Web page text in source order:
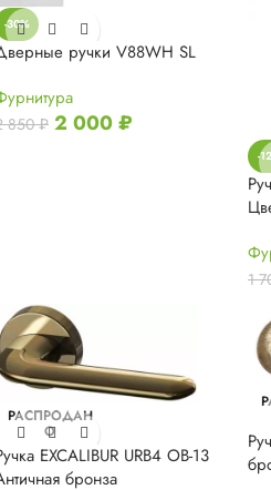
-30%
ручки V88WH SL
850₽ 2 000₽
-
1
РАСПРОДАН
О
EXCALIBUR URB4 OB-13
бронза